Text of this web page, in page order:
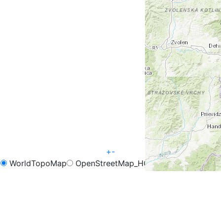
+-
WorldTopoMap
OpenStreetMap_HOT
OpenCycleMap